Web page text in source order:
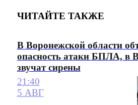
ЧИТАЙТЕ ТАКЖЕ
В Воронежской области
опасность атаки БПЛА, в
звучат сирены
21:40
5 АВГ